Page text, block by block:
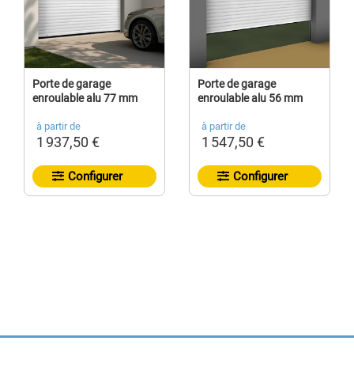
Porte de garage
enroulable alu 77 mm
à partir de
1 937,50 €
Configurer
Porte de garage
enroulable alu 56 mm
à partir de
1 547,50 €
Configurer